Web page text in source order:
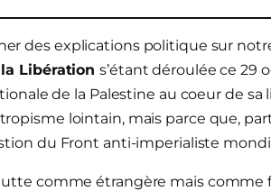
des explications politique sur
la Libérations’étant déroulée ce 29
de la Palestine au coeur de
lointain, mais parce que,
du Front anti-imperialiste
comme étrangère mais